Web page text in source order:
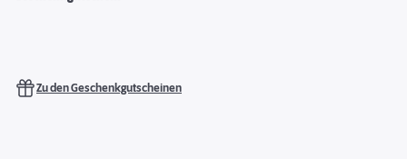
Zu den Geschenkgutscheinen